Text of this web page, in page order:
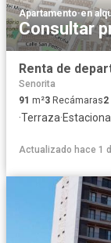
Apartamento·en
Consultar
Senorita
91 m²3 Recámaras2
·Terraza·
Actualizado hace 1